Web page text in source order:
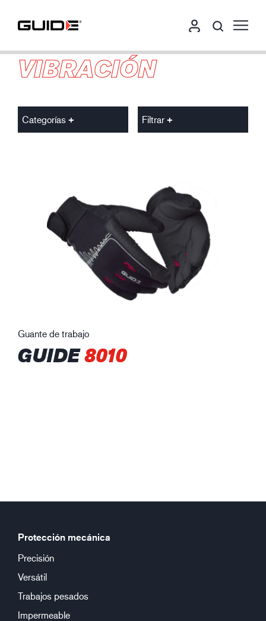
VIBRACIÓN
Categorías Filtrar
Guante de trabajo
GUIDE8010
Protección mecánica
Precisión
Versátil
Trabajos pesados
Impermeable